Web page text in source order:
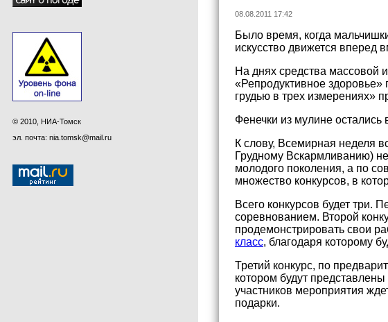
© 2010, НИА-Томск
эл. почта: nia.tomsk@mail.ru
08.08.2011 17:42
Было время, когда
искусство движется вперед
На днях средства массовой
«Репродуктивное
грудью в трех измерениях»
Фенечки из мулине
К слову, Всемирная неделя
Грудному Вскармливанию)
молодого поколения, а по
множество конкурсов, в
Всего конкурсов будет три.
соревнованием. Второй
продемонстрировать свои
класс, благодаря которому
Третий конкурс, по
котором будут
участников мероприятия
подарки.